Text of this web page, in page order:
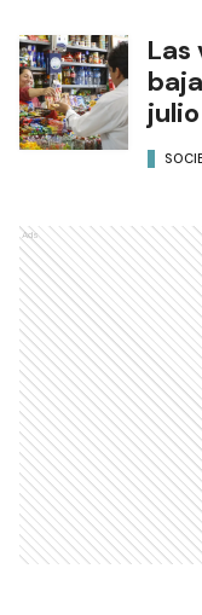
Las
julio
Ads